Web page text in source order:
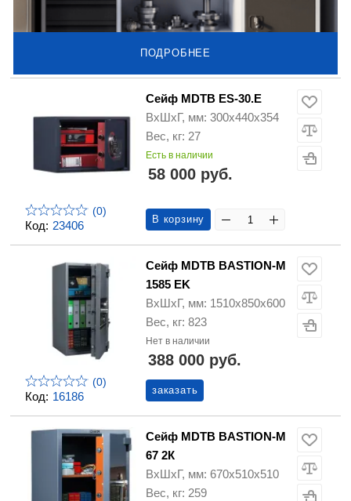
ПОДРОБНЕЕ
Код: 23406
(0)
Сейф MDTB ES-30.Е
ВхШхГ, мм: 300х440х354
Вес, кг: 27
Есть в наличии
58 000 руб.
В корзину
Код: 16186
(0)
Сейф MDTB BASTION-M
1585 EK
ВхШхГ, мм: 1510х850х600
Вес, кг: 823
Нет в наличии
388 000 руб.
заказать
Сейф MDTB BASTION-M
67 2К
ВхШхГ, мм: 670х510х510
Вес, кг: 259